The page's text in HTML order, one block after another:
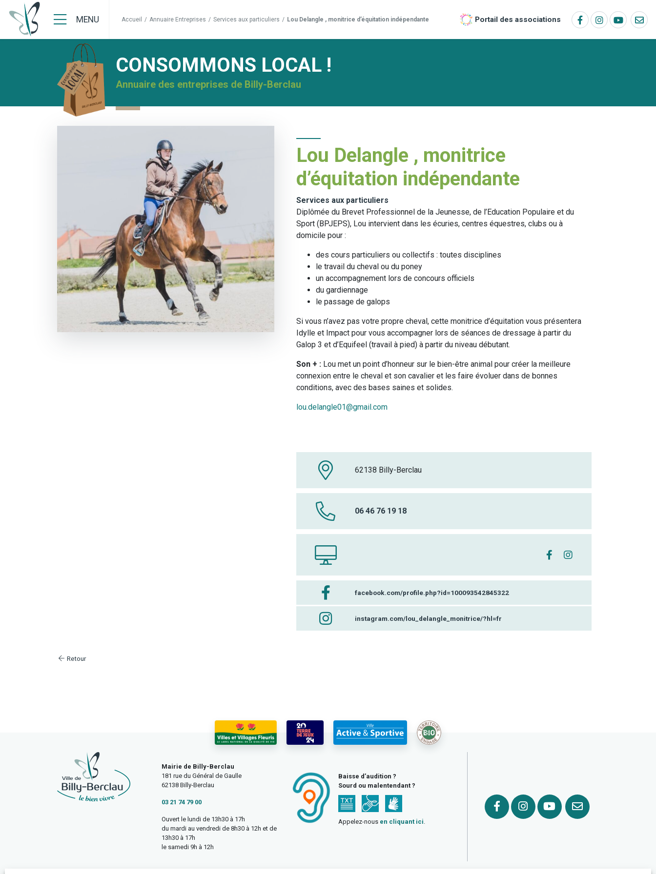
MENU Accueil / Annuaire Entreprises / Services aux particuliers / Lou Delangle , monitrice d’équitation indépendante Portail des associations
CONSOMMONS LOCAL !
Annuaire des entreprises de Billy-Berclau
Lou Delangle , monitrice
d’équitation indépendante
Services aux particuliers
Diplômée du Brevet Professionnel de la Jeunesse, de l’Education Populaire et du
Sport (BPJEPS), Lou intervient dans les écuries, centres équestres, clubs ou à
domicile pour :
des cours particuliers ou collectifs : toutes disciplines
le travail du cheval ou du poney
un accompagnement lors de concours officiels
du gardiennage
le passage de galops
Si vous n’avez pas votre propre cheval, cette monitrice d’équitation vous présentera
Idylle et Impact pour vous accompagner lors de séances de dressage à partir du
Galop 3 et d’Equifeel (travail à pied) à partir du niveau débutant.
Son + : Lou met un point d’honneur sur le bien-être animal pour créer la meilleure
connexion entre le cheval et son cavalier et les faire évoluer dans de bonnes
conditions, avec des bases saines et solides.
lou.delangle01@gmail.com
62138 Billy-Berclau
06 46 76 19 18
facebook.com/profile.php?id=100093542845322
instagram.com/lou_delangle_monitrice/?hl=fr
Retour
Mairie de Billy-Berclau
181 rue du Général de Gaulle
62138 Billy-Berclau
03 21 74 79 00
Ouvert le lundi de 13h30 à 17h
du mardi au vendredi de 8h30 à 12h et de
13h30 à 17h
le samedi 9h à 12h
Baisse d’audition ?
Sourd ou malentendant ?
Appelez-nous en cliquant ici.